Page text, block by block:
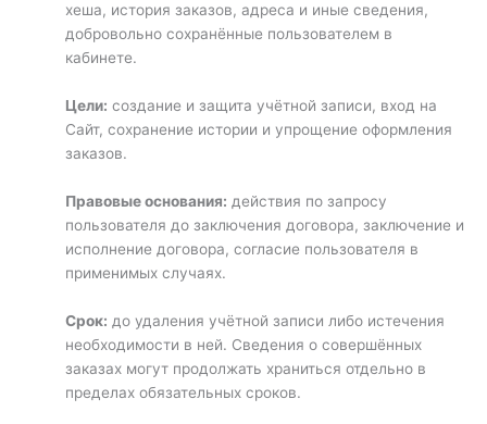
хеша, история заказов, адреса и иные сведения,
добровольно сохранённые пользователем в
кабинете.
Цели: создание и защита учётной записи, вход на
Сайт, сохранение истории и упрощение оформления
заказов.
Правовые основания: действия по запросу
пользователя до заключения договора, заключение и
исполнение договора, согласие пользователя в
применимых случаях.
Срок: до удаления учётной записи либо истечения
необходимости в ней. Сведения о совершённых
заказах могут продолжать храниться отдельно в
пределах обязательных сроков.